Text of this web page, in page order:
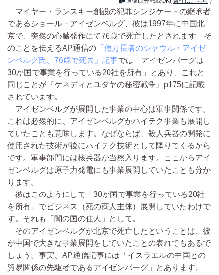
マイヤー・ランスキー創設の犯罪シンジケートの継承者
であるショール・アイゼンベルグ、彼は1997年に中国北
京で、突然の心臓発作にて76歳で死亡したとされます。そ
のことを伝えるAP通信の 「億万長者のシャウル・アイゼ
ンベルグ氏、76歳で死去」記事では「アイゼンバーグは
30か国で事業を行っている20社を所有」とあり、これと
同じことが『ケネディとユダヤの秘密戦争』p175に記載
されています。
アイゼンベルグが展開した事業の中心は軍事関係です。
これは必然的に、アイゼンベルグがハイテク事業も展開し
ていたことも意味します。なぜならば、殺人兵器の開発に
使用された技術が後にハイテク技術として降りてくるから
です。軍事部門には核兵器が当然入ります。ここからアイ
ゼンベルグは原子力発電にも事業展開していたことも分か
ります。
彼はこのようにして「30か国で事業を行っている20社
を所有」でビジネス（死の商人主体）展開していたわけで
す。それも「闇の国の住人」として。
そのアイゼンベルグが北京で死亡したということは、彼
が中国で大きな事業展開をしていたことの表れでもあるで
しょう。事実、AP通信記事には「イスラエルの中国との
貿易関係の先駆者であるアイゼンバーグ」とあります。